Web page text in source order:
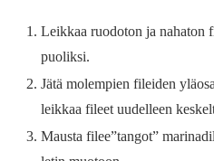
Leikkaa ruodoton ja nahaton
puoliksi.
Jätä molempien fileiden
leikkaa fileet uudelleen
Mausta filee”tangot”